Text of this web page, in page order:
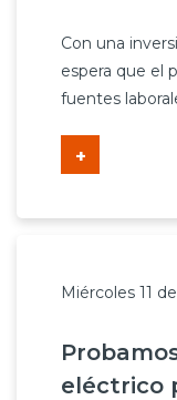
Con una
espera que el
fuentes
+
Miércoles 11
eléctrico